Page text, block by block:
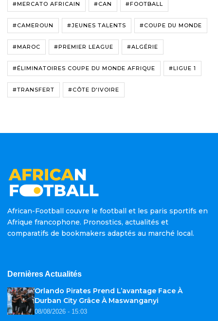
#MERCATO AFRICAIN #CAN #FOOTBALL
#CAMEROUN #JEUNES TALENTS #COUPE DU MONDE
#MAROC #PREMIER LEAGUE #ALGÉRIE
#ÉLIMINATOIRES COUPE DU MONDE AFRIQUE #LIGUE 1
#TRANSFERT #CÔTE D'IVOIRE
African-Football couvre le football et les paris sportifs en
Afrique francophone. Pronostics, actualités et
comparatifs de bookmakers adaptés au marché local.
Dernières Actualités
Orlando Pirates Prend L’avantage Face À
Durban City Grâce À Maswanganyi
08/08/2026 - 15:03